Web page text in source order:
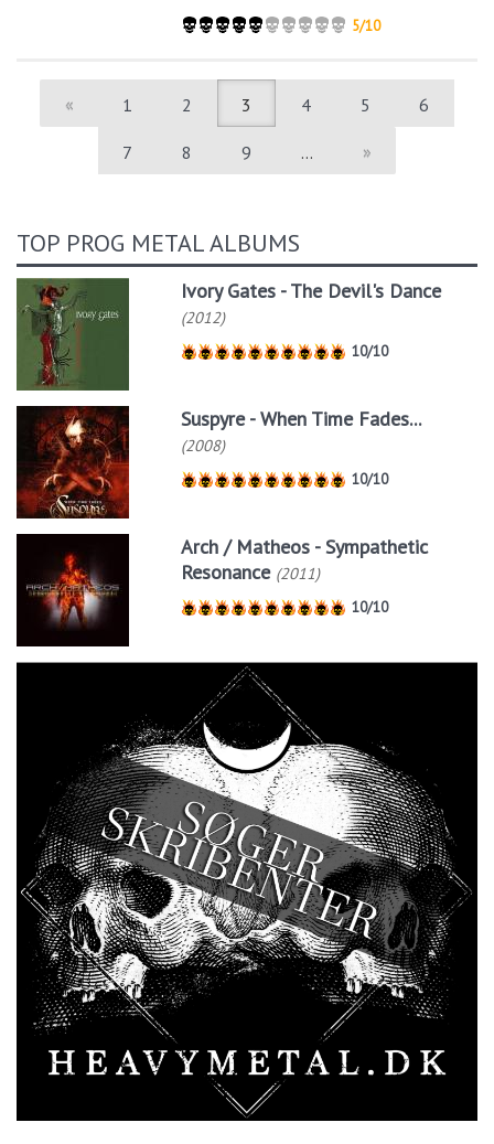
5/10
« 1 2 3 4 5 6
7 8 9 … »
TOP PROG METAL ALBUMS
Ivory Gates - The Devil's Dance
(2012)
10/10
Suspyre - When Time Fades...
(2008)
10/10
Arch / Matheos - Sympathetic
Resonance (2011)
10/10